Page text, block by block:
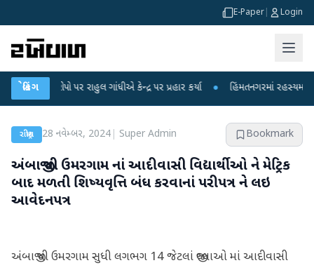
E-Paper Login
બ્રેકિંગ
આરોપો પર રાહુલ ગાંધીએ કેન્દ્ર પર પ્રહાર કર્યા ● હિંમતનગરમાં રહસ્યમય વાયરસ કે
રાષ્ટ્રીય 28 નવેમ્બર, 2024| Super Admin Bookmark
અંબાજી થી ઉમરગામ નાં આદીવાસી વિદ્યાર્થીઓ ને મેટ્રિક
બાદ મળતી શિષ્યવૃત્તિ બંધ કરવાનાં પરીપત્ર ને લઇ
આવેદનપત્ર
અંબાજી થી ઉમરગામ સુધી લગભગ 14 જેટલાં જીલ્લાઓ માં આદીવાસી